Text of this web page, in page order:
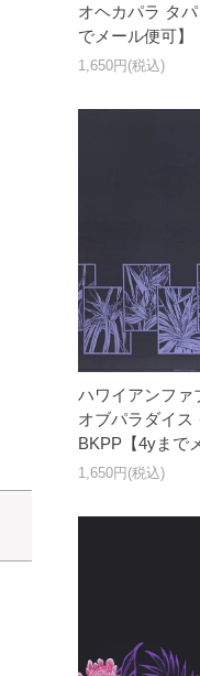
オヘカパラ タ
でメール便可】
1,650円(税込)
ハワイアンファ
オブパラダイス
BKPP【4yまで
1,650円(税込)